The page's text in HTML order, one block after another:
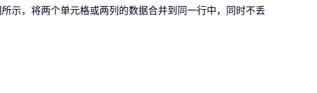
示，将两个单元格或两列的数据合并到同一行中，同时不丢